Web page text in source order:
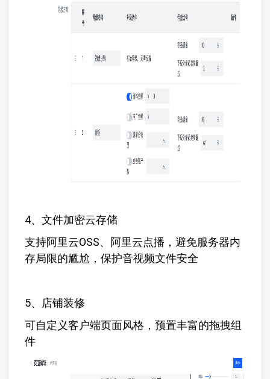
4、文件加密云存储
支持阿里云OSS、阿里云点播，避免服务器内
存局限的尴尬，保护音视频文件安全
5、店铺装修
可自定义客户端页面风格，预置丰富的拖拽组
件